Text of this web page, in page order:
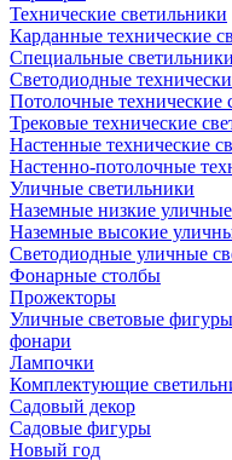
Технические светильники
Карданные технические
Специальные светильники
Светодиодные
Потолочные технические
Трековые технические
Настенные технические
Настенно-потолочные
Уличные светильники
Наземные низкие
Наземные высокие
Светодиодные уличные
Фонарные столбы
Прожекторы
Уличные световые фигуры
фонари
Лампочки
Комплектующие
Садовый декор
Садовые фигуры
Новый год